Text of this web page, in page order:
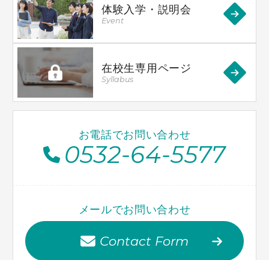
体験入学・説明会
Event
在校生専用ページ
Syllabus
お電話でお問い合わせ
0532-64-5577
メールでお問い合わせ
Contact Form